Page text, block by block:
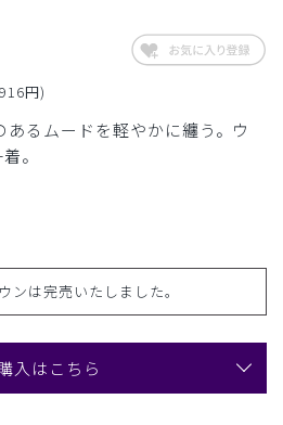
円)
あるムードを軽やかに纏う。ウ
。
は完売いたしました。
入はこちら